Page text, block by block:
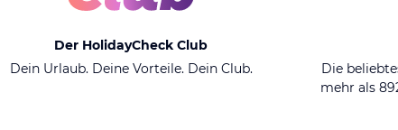
Der HolidayCheck Club
Dein Urlaub. Deine Vorteile. Dein Club.
Die
mehr als